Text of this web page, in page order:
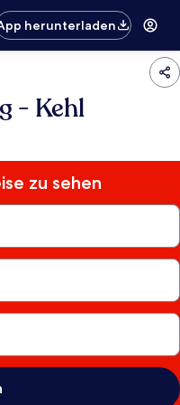
herunterladen
- Kehl
zu sehen